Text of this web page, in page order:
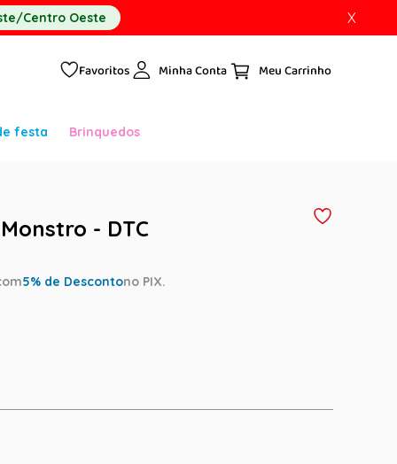
Centro Oeste X
Favoritos Minha Conta
festa Brinquedos
- DTC
5% de Descontono PIX.